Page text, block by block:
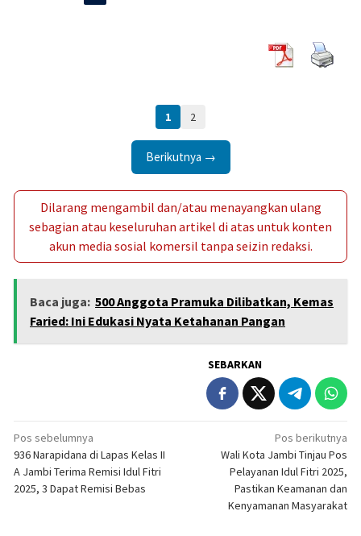
1 2
Berikutnya →
Dilarang mengambil dan/atau menayangkan ulang
sebagian atau keseluruhan artikel di atas untuk konten
akun media sosial komersil tanpa seizin redaksi.
Baca juga: 500 Anggota Pramuka Dilibatkan, Kemas
Faried: Ini Edukasi Nyata Ketahanan Pangan
SEBARKAN
Navigasi
pos
Pos sebelumnya
936 Narapidana di Lapas Kelas II
A Jambi Terima Remisi Idul Fitri
2025, 3 Dapat Remisi Bebas
Pos berikutnya
Wali Kota Jambi Tinjau Pos
Pelayanan Idul Fitri 2025,
Pastikan Keamanan dan
Kenyamanan Masyarakat